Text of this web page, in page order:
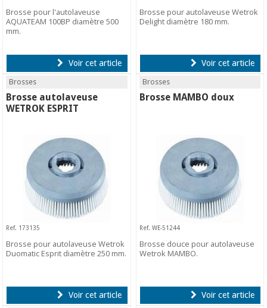
Brosse pour l'autolaveuse
AQUATEAM 100BP diamètre 500
mm.
Voir cet article
Brosse pour autolaveuse Wetrok
Delight diamètre 180 mm.
Voir cet article
Brosses
Brosse autolaveuse
WETROK ESPRIT
Ref. 173135
Brosse pour autolaveuse Wetrok
Duomatic Esprit diamètre 250 mm.
Voir cet article
Brosses
Brosse MAMBO doux
Ref. WE-51244
Brosse douce pour autolaveuse
Wetrok MAMBO.
Voir cet article